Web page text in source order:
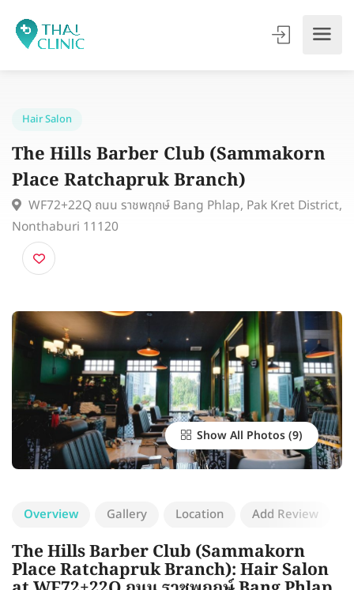
The Hills Barber Club (Sammakorn
Place Ratchapruk Branch)
WF72+22Q ถนน ราชพฤกษ์ Bang Phlap, Pak Kret
Nonthaburi 11120
Show All Photos
Overview Gallery Location Add Review
The Hills Barber Club (Sammakorn
Place Ratchapruk Branch): Hair Salon